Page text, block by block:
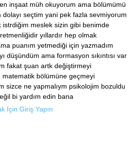
inşaat müh okuyorum ama bölümümü
dolayı seçtim yani pek fazla sevmiyorum
istrdiğim meslek sizin gibi benimde
yıllardır hep olmak
puanım yetmediği için yazmadım
düşündüm ama formasyon sıkıntısı var
fakat şuan artk değiştirmeyi
matematik bölümüne geçmeyi
sizce ne yapmalıym psikolojim bozuldu
bi yardım edin bana
İçin Giriş Yapın